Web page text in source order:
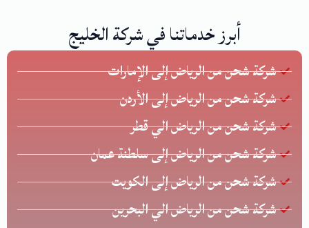
أبرز خدماتنا في شركة الخليج
شركة شحن من الرياض إلى الإمارات
شركة شحن من الرياض إلى الأردن
شركة شحن من الرياض الي قطر
شركة شحن من الرياض إلى سلطنة عمان
شركة شحن من الرياض إلى الكويت
شركة شحن من الرياض الي البحرين